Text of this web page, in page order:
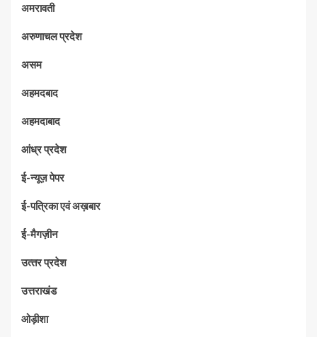
अमरावती
अरुणाचल प्रदेश
असम
अहमदबाद
अहमदाबाद
आंध्र प्रदेश
ई-न्यूज़ पेपर
ई-पत्रिका एवं अख़बार
ई-मैगज़ीन
उत्‍तर प्रदेश
उत्तराखंड
ओड़ीशा